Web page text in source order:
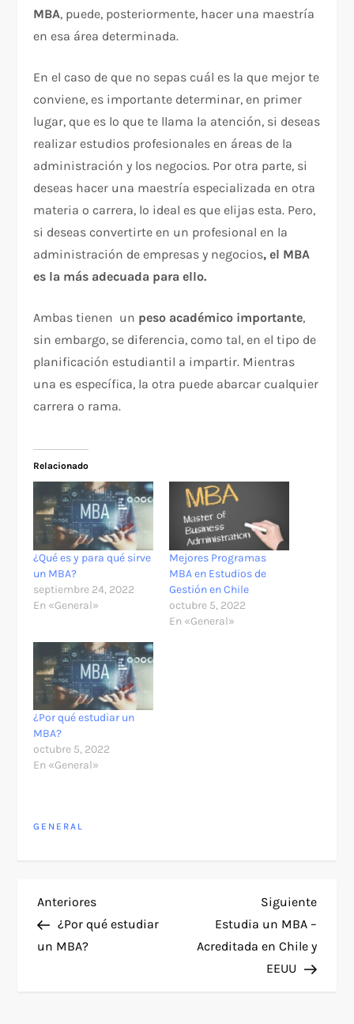
MBA, puede, posteriormente, hacer una maestría
en esa área determinada.
En el caso de que no sepas cuál es la que mejor te
conviene, es importante determinar, en primer
lugar, que es lo que te llama la atención, si deseas
realizar estudios profesionales en áreas de la
administración y los negocios. Por otra parte, si
deseas hacer una maestría especializada en otra
materia o carrera, lo ideal es que elijas esta. Pero,
si deseas convertirte en un profesional en la
administración de empresas y negocios, el MBA
es la más adecuada para ello.
Ambas tienen un peso académico importante,
sin embargo, se diferencia, como tal, en el tipo de
planificación estudiantil a impartir. Mientras
una es específica, la otra puede abarcar cualquier
carrera o rama.
Relacionado
¿Qué es y para qué sirve
un MBA?
septiembre 24, 2022
En «General»
Mejores Programas
MBA en Estudios de
Gestión en Chile
octubre 5, 2022
En «General»
¿Por qué estudiar un
MBA?
octubre 5, 2022
En «General»
GENERAL
N
a
Entrada
anterior
Anteriores
¿Por qué estudiar
un MBA?
Siguiente
Estudia un MBA –
Acreditada en Chile y
EEUU